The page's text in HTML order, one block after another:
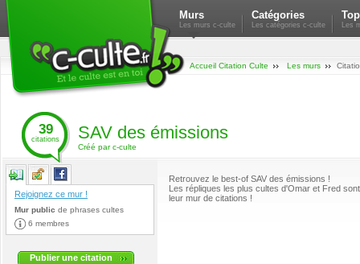
Murs
Les murs c-culte
Catégories
Les catégories c-culte Les
Accueil Citation Culte Les murs
39
citations SAV des émissions
Créé par c-culte
Rejoignez ce mur !
Mur public de phrases cultes
6 membres
Publier une citation
Retrouvez le best-of SAV des émissions !
Les répliques les plus cultes d'Omar et Fred
leur mur de citations !